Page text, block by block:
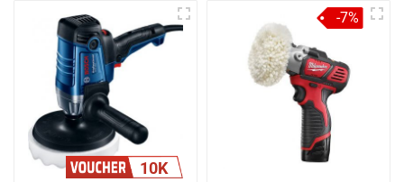
10K
-7%